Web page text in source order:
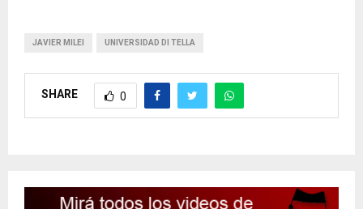
JAVIER MILEI UNIVERSIDAD DI TELLA
SHARE 0